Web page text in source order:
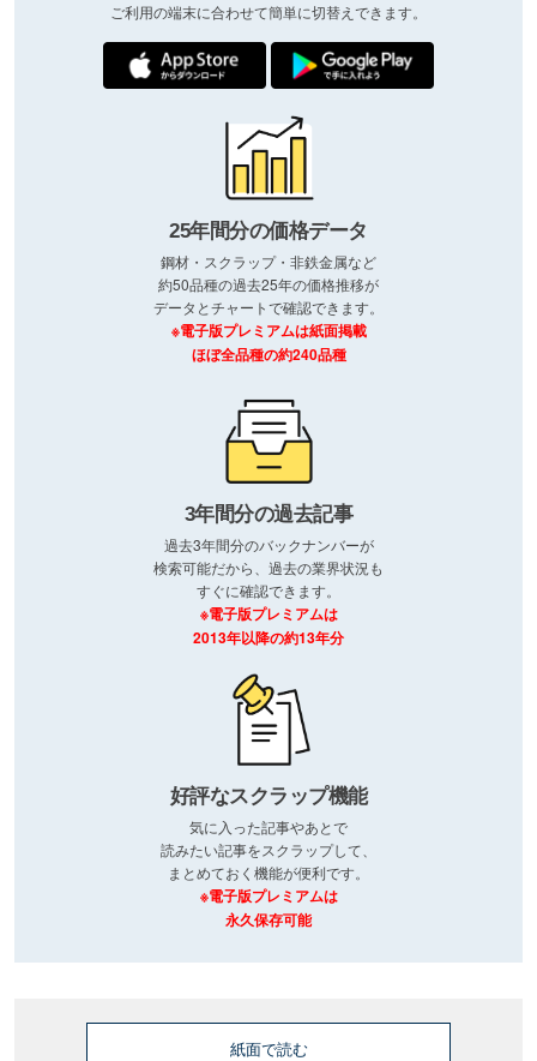
ご利用の端末に合わせて簡単に切替えできます。
25年間分の価格データ
鋼材・スクラップ・非鉄金属など
約50品種の過去25年の価格推移が
データとチャートで確認できます。
※電子版プレミアムは紙面掲載
ほぼ全品種の約240品種
3年間分の過去記事
過去3年間分のバックナンバーが
検索可能だから、過去の業界状況も
すぐに確認できます。
※電子版プレミアムは
2013年以降の約13年分
好評なスクラップ機能
気に入った記事やあとで
読みたい記事をスクラップして、
まとめておく機能が便利です。
※電子版プレミアムは
永久保存可能
紙面で読む